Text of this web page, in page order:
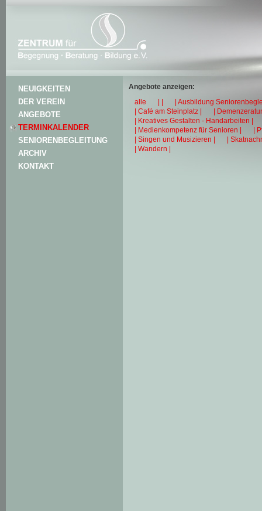
NEUIGKEITEN
DER VEREIN
ANGEBOTE
TERMINKALENDER
SENIORENBEGLEITUNG
ARCHIV
KONTAKT
Angebote anzeigen:
alle
| |
| Ausbildung
| Café am Steinplatz |
|
| Kreatives Gestalten - Handarbeiten |
| Medienkompetenz für Senioren |
|
| Singen und Musizieren |
|
| Wandern |